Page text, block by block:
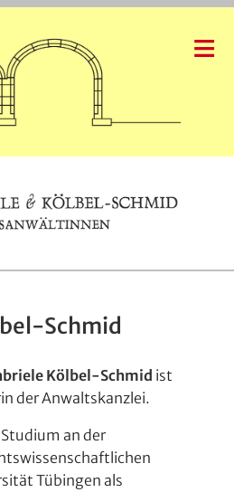
Schmid
Kölbel-Schmid ist
der Anwaltskanzlei.
an der
Tübingen als